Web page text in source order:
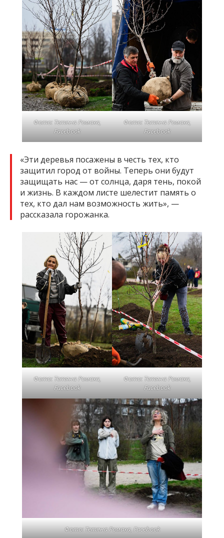
Фото: Тетяна Ромаха,
Facebook
Фото: Тетяна Ромаха,
Facebook
«Эти деревья посажены в честь тех, кто
защитил город от войны. Теперь они будут
защищать нас — от солнца, даря тень, покой
и жизнь. В каждом листе шелестит память о
тех, кто дал нам возможность жить», —
рассказала горожанка.
Фото: Тетяна Ромаха,
Facebook
Фото: Тетяна Ромаха,
Facebook
Фото: Тетяна Ромаха, Facebook